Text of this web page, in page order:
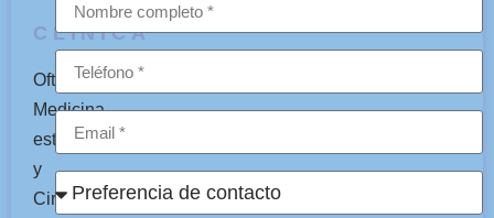
CLÍNICA
Oftalmología,
Medicina
estética
y
Cirugía